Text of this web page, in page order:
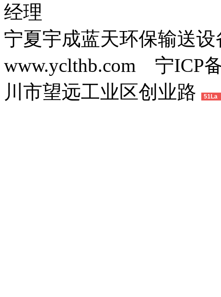
经理
宁夏宇成蓝天环保输送
www.yclthb.com 宁ICP
川市望远工业区创业路
51La